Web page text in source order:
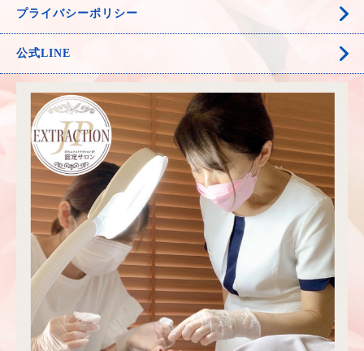
プライバシーポリシー
公式LINE